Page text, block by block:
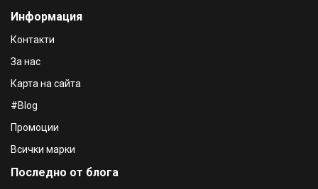
Информация
Контакти
За нас
Карта на сайта
#Blog
Промоции
Всички марки
Последно от блога